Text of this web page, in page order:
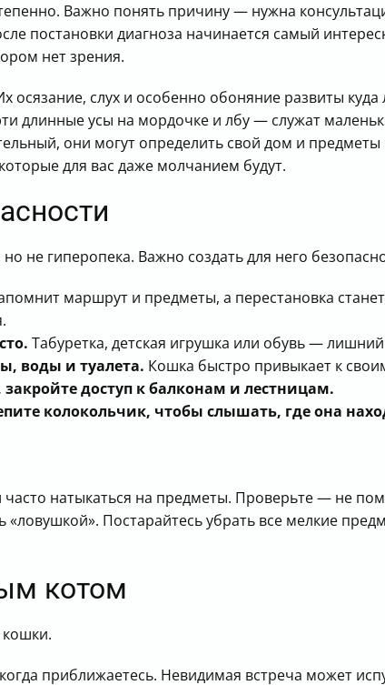
Важно понять причину — нужна
постановки диагноза начинается самый
нет зрения.
слух и особенно обоняние развиты
длинные усы на мордочке и лбу — служат
они могут определить свой дом и
для вас даже молчанием будут.
не гиперопека. Важно создать для него
маршрут и предметы, а перестановка
Табуретка, детская игрушка или обувь —
воды и туалета. Кошка быстро привыкает к
доступ к балконам и лестницам.
колокольчик, чтобы слышать, где она
натыкаться на предметы. Проверьте — не
«ловушкой». Постарайтесь убрать все мелкие
котом
приближаетесь. Невидимая встреча может